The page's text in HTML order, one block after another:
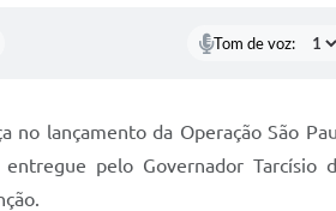
Tom de voz:
lançamento da Operação São
pelo Governador